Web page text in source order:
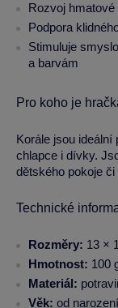
Rozvoj
Podpora
Stimuluje
a barvám
Pro koho je
Korále jsou ideální
chlapce i dívky.
dětského pokoje či
Technické
Rozměry: 13 ×
Hmotnost: 100
Materiál:
Věk: od narození